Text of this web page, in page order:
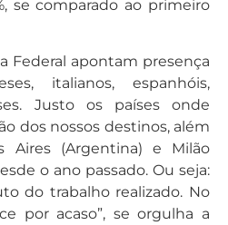
se comparado ao primeiro
Federal apontam presença
italianos, espanhóis,
Justo os países onde
dos nossos destinos, além
Aires (Argentina) e Milão
o ano passado. Ou seja:
do trabalho realizado. No
por acaso”, se orgulha a